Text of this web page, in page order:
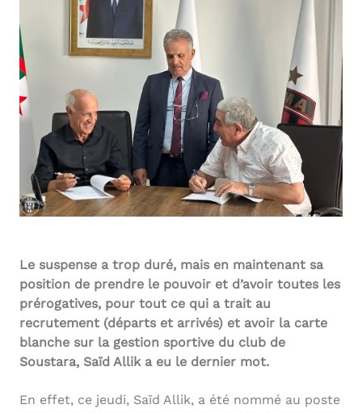
Le suspense a trop duré, mais en maintenant sa
position de prendre le pouvoir et d’avoir toutes les
prérogatives, pour tout ce qui a trait au
recrutement (départs et arrivés) et avoir la carte
blanche sur la gestion sportive du club de
Soustara, Saïd Allik a eu le dernier mot.
En effet, ce jeudi, Saïd Allik, a été nommé au poste